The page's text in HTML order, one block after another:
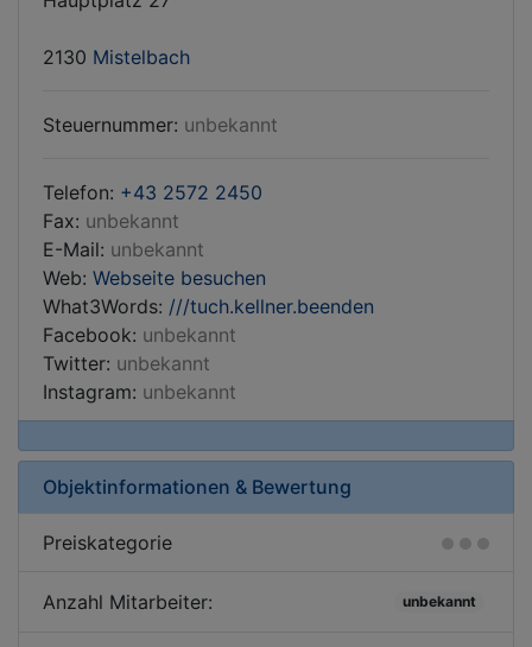
2130 Mistelbach
Steuernummer: unbekannt
Telefon: +43 2572 2450
Fax: unbekannt
E-Mail: unbekannt
Web: Webseite besuchen
What3Words: ///tuch.kellner.beenden
Facebook: unbekannt
Twitter: unbekannt
Instagram: unbekannt
Objektinformationen & Bewertung
Preiskategorie
Anzahl Mitarbeiter: unbekannt